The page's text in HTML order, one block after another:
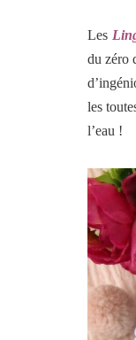
Les
du zéro
les
l’eau !